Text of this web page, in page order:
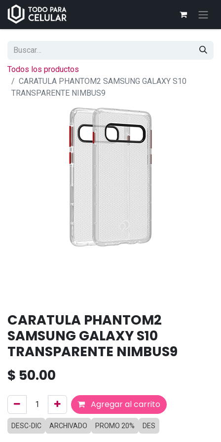
Todos los productos
CARATULA PHANTOM2 SAMSUNG GALAXY S10
TRANSPARENTE NIMBUS9
CARATULA PHANTOM2
SAMSUNG GALAXY S10
TRANSPARENTE NIMBUS9
$ 50.00
Agregar al carrito
DESC-DIC ARCHIVADO PROMO 20% DES